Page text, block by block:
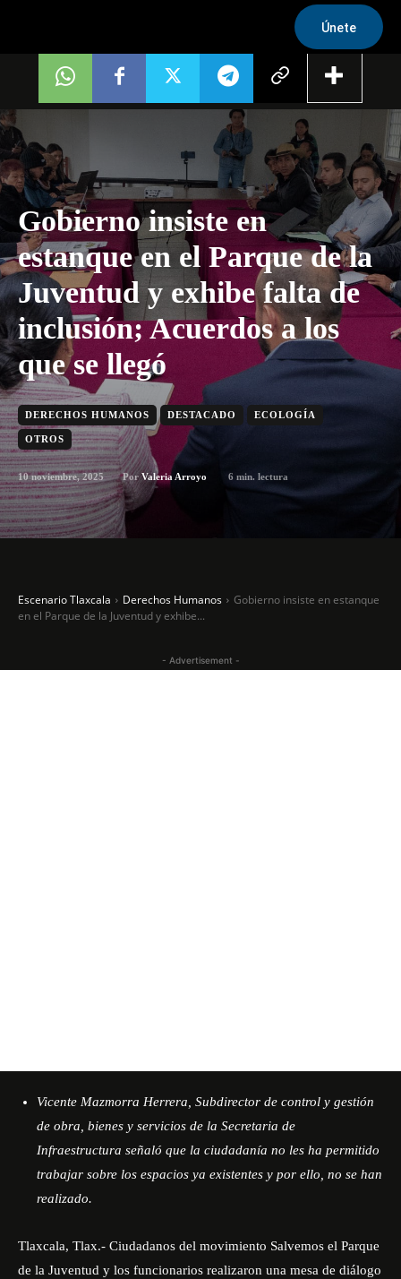
Únete
Gobierno insiste en
estanque en el Parque de la
Juventud y exhibe falta de
inclusión; Acuerdos a los
que se llegó
DERECHOS HUMANOS DESTACADO ECOLOGÍA
OTROS
10 noviembre, 2025 Por Valeria Arroyo 6 min. lectura
Escenario Tlaxcala Derechos Humanos
Gobierno insiste en estanque
en el Parque de la Juventud y exhibe...
- Advertisement -
Vicente Mazmorra Herrera, Subdirector de control y gestión
de obra, bienes y servicios de la Secretaria de
Infraestructura señaló que la ciudadanía no les ha permitido
trabajar sobre los espacios ya existentes y por ello, no se han
realizado.
Tlaxcala, Tlax.- Ciudadanos del movimiento Salvemos el Parque
de la Juventud y los funcionarios realizaron una mesa de diálogo